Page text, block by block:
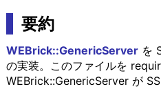
要約
WEBrick::GenericServerを
の実装。このファイルを
WEBrick::GenericServer が